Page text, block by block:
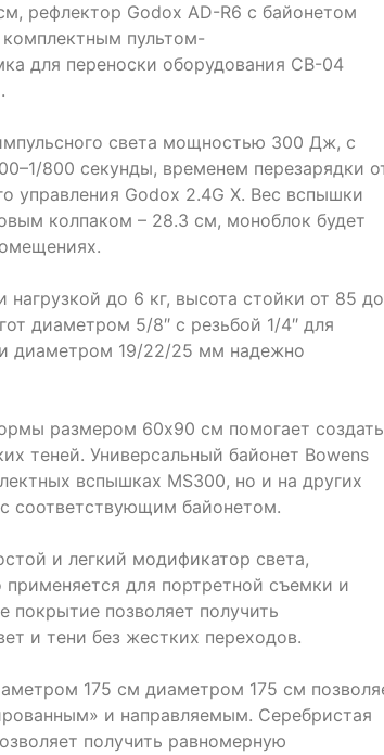
рефлектор Godox AD-R6 с байонетом
пультом-
для переноски оборудования CB-04
света мощностью 300 Дж, с
800 cекунды, временем перезарядки
управления Godox 2.4G X. Вес вспышки
колпаком – 28.3 см, моноблок будет
до 6 кг, высота стойки от 85 до
диаметром 5/8″ с резьбой 1/4″ для
диаметром 19/22/25 мм надежно
размером 60х90 см помогает создать
теней. Универсальный байонет Bowens
вспышках МS300, но и на других
соответствующим байонетом.
и легкий модификатор света,
для портретной съемки и
покрытие позволяет получить
и тени без жестких переходов.
175 см диаметром 175 см
и направляемым. Серебристая
получить равномерную